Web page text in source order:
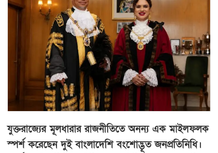
যুক্তরাজ্যের মূলধারার রাজনীতিতে অনন্য এক মাইলফলক
স্পর্শ করেছেন দুই বাংলাদেশি বংশোদ্ভূত জনপ্রতিনিধি।